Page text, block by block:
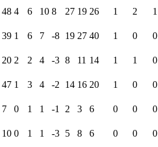
48 4 6 10 8 27 19 26 1 2
1
39 1 6 7 -8 19 27 40 1 0
0
20 2 2 4 -3 8 11 14 1 1
0
47 1 3 4 -2 14 16 20 1 0
0
7 0 1 1 -1 2 3 6 0 0
0
10 0 1 1 -3 5 8 6 0 0 0